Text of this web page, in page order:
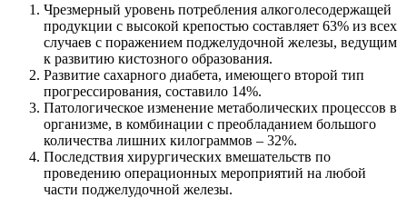
Чрезмерный уровень потребления алкоголесодержащей
продукции с высокой крепостью составляет 63% из всех
случаев с поражением поджелудочной железы, ведущим
к развитию кистозного образования.
Развитие сахарного диабета, имеющего второй тип
прогрессирования, составило 14%.
Патологическое изменение метаболических процессов в
организме, в комбинации с преобладанием большого
количества лишних килограммов – 32%.
Последствия хирургических вмешательств по
проведению операционных мероприятий на любой
части поджелудочной железы.